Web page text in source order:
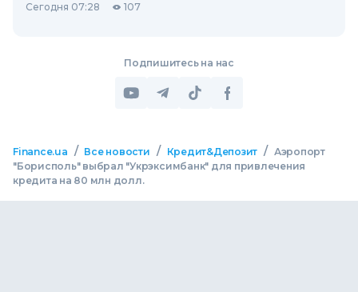
Сегодня 07:28 107
Подпишитесь на нас
Finance.ua / Все новости / Кредит&Депозит / Аэропорт
"Борисполь" выбрал "Укрэксимбанк" для привлечения
кредита на 80 млн долл.